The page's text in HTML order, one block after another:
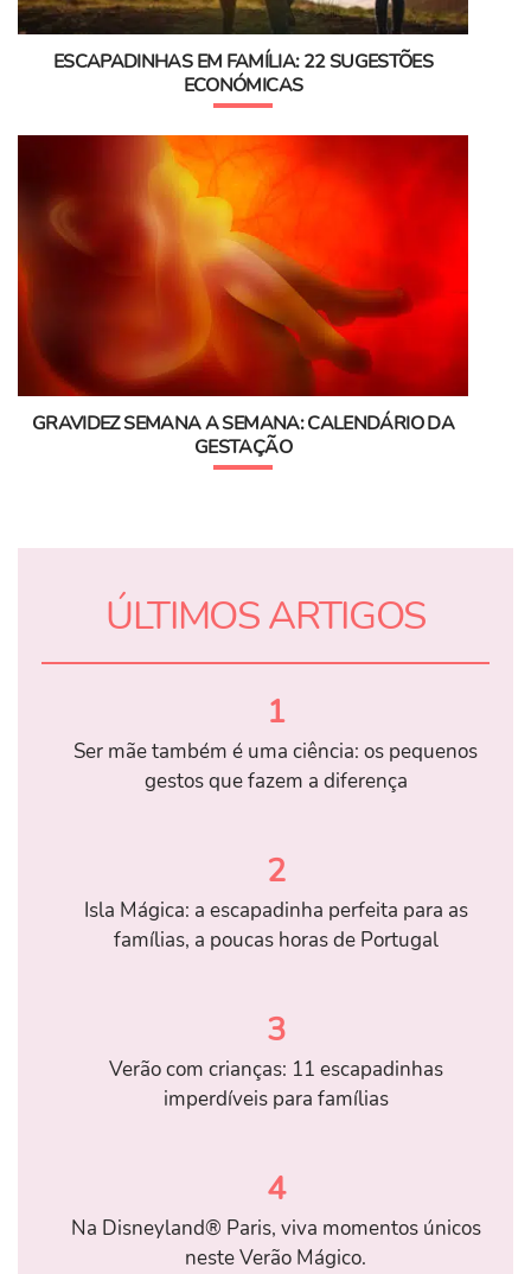
ESCAPADINHAS EM FAMÍLIA: 22 SUGESTÕES
ECONÓMICAS
GRAVIDEZ SEMANA A SEMANA: CALENDÁRIO DA
GESTAÇÃO
ÚLTIMOS ARTIGOS
1
Ser mãe também é uma ciência: os pequenos
gestos que fazem a diferença
2
Isla Mágica: a escapadinha perfeita para as
famílias, a poucas horas de Portugal
3
Verão com crianças: 11 escapadinhas
imperdíveis para famílias
4
Na Disneyland® Paris, viva momentos únicos
neste Verão Mágico.